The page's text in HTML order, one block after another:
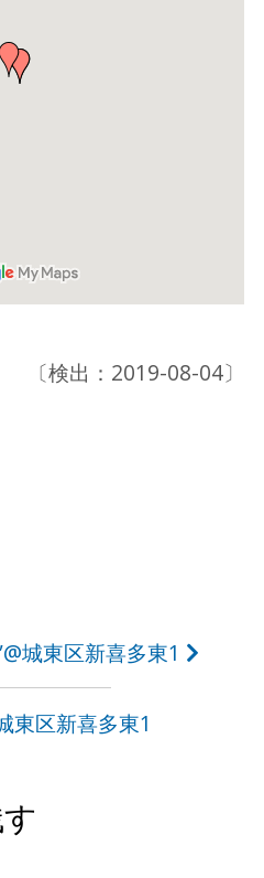
〔検出：2019-08-04〕
城東区新喜多東1
東区新喜多東1